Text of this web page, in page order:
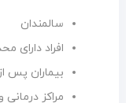
سالمندان
افراد دارای
بیماران پس
مراکز